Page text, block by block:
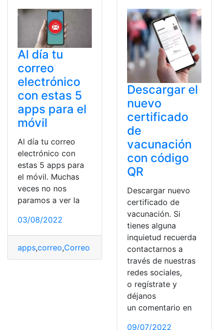
Al día tu
correo
electrónico
con estas 5
apps para el
móvil
Al día tu correo
electrónico con
estas 5 apps para
el móvil. Muchas
veces no nos
paramos a ver la
03/08/2022
apps,correo,Correo electrónico,día,Móvil
Descargar el
nuevo
certificado
de
vacunación
con código
QR
Descargar nuevo
certificado de
vacunación. Si
tienes alguna
inquietud recuerda
contactarnos a
través de nuestras
redes sociales,
o regístrate y
déjanos
un comentario en
09/07/2022